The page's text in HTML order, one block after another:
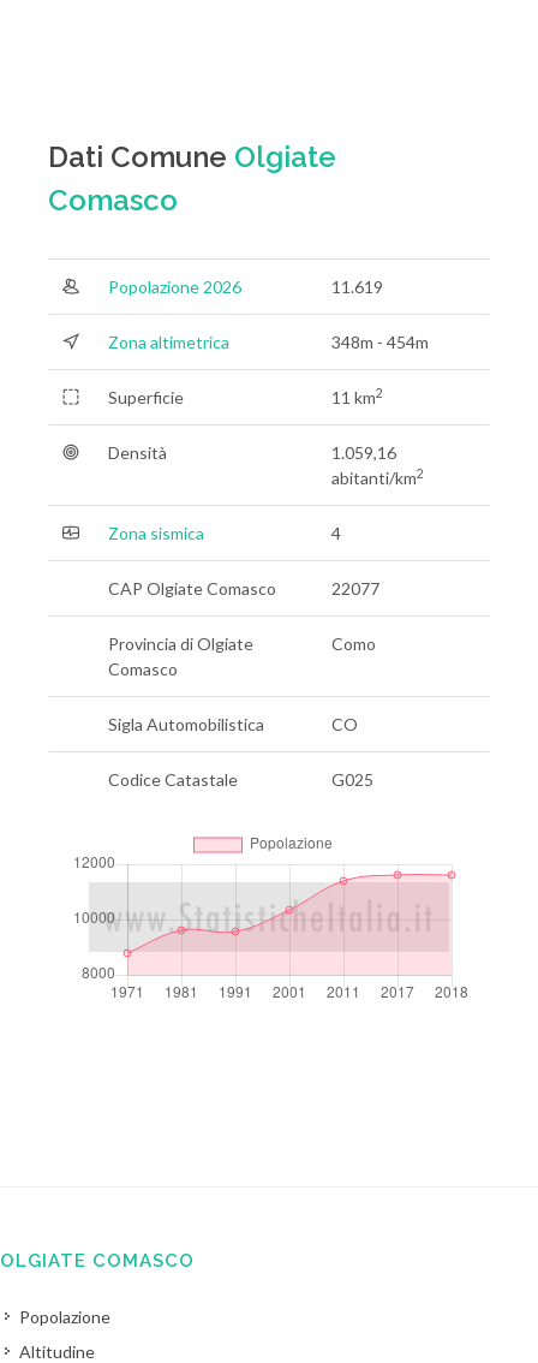
Dati Comune Olgiate
Comasco
Popolazione 2026 11.619
Zona altimetrica 348m - 454m
Superficie 11 km2
Densità
1.059,16
abitanti/km2
Zona sismica 4
CAP Olgiate Comasco 22077
Provincia di Olgiate
Comasco
Como
Sigla Automobilistica CO
Codice Catastale G025
OLGIATE COMASCO
Popolazione
Altitudine